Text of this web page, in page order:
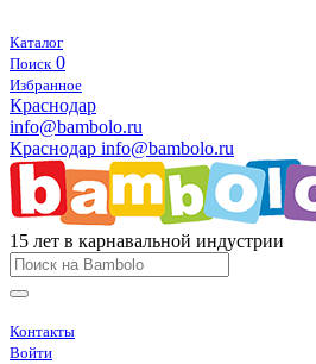
Каталог
Поиск 0
Избранное
Краснодар
info@bambolo.ru
Краснодар info@bambolo.ru
15 лет в карнавальной индустрии
Контакты
Войти